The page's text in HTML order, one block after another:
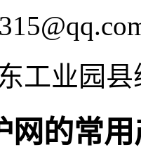
工业园县
网的常